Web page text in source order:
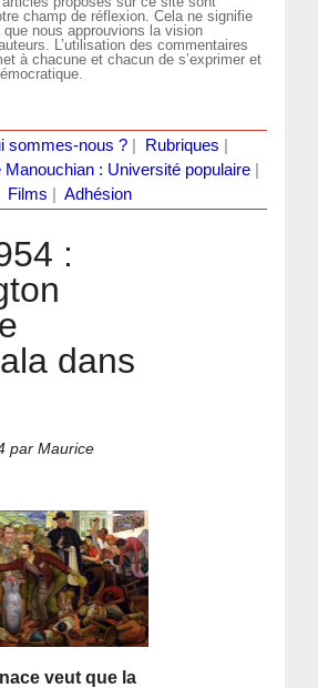
champ de réflexion. Cela ne signifie
nous approuvions la vision
L’utilisation des commentaires
à chacune et chacun de s’exprimer et
sommes-nous ?| Rubriques
Manouchian : Université populaire
Films
Adhésion
:
dans
par Maurice
veut que la